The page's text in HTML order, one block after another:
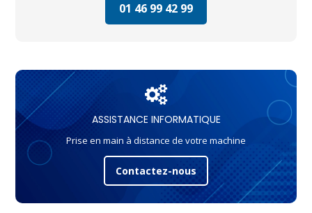
01 46 99 42 99
ASSISTANCE INFORMATIQUE
Prise en main à distance de votre machine
Contactez-nous